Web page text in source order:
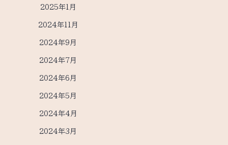
2025年1月
2024年11月
2024年9月
2024年7月
2024年6月
2024年5月
2024年4月
2024年3月